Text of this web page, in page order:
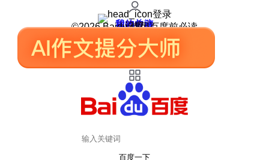
登录
我的关注
我的收藏
皮肤中心
用户反馈
设置
©2026 Baidu 使用百度前必读
百度一下